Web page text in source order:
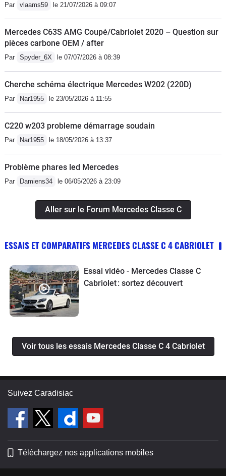
Par vlaams59 le 21/07/2026 à 09:07
Mercedes C63S AMG Coupé/Cabriolet 2020 – Question sur
pièces carbone OEM / after
Par Spyder_6X le 07/07/2026 à 08:39
Cherche schéma électrique Mercedes W202 (220D)
Par Nar1955 le 23/05/2026 à 11:55
C220 w203 probleme démarrage soudain
Par Nar1955 le 18/05/2026 à 13:37
Problème phares led Mercedes
Par Damiens34 le 06/05/2026 à 23:09
Aller sur le Forum Mercedes Classe C
ESSAIS ET COMPARATIFS MERCEDES CLASSE C 4 CABRIOLET
Essai vidéo - Mercedes Classe C
Cabriolet : sortez découvert
Voir tous les essais Mercedes Classe C 4 Cabriolet
Suivez Caradisiac
Téléchargez nos applications mobiles